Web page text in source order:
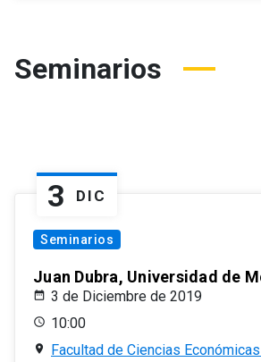
Seminarios
3 DIC
Seminarios
Juan Dubra, Universidad de
3 de Diciembre de 2019
10:00
Facultad de Ciencias